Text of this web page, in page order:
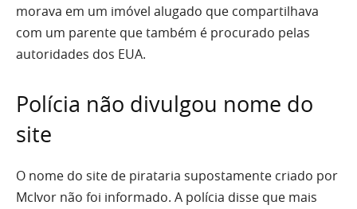
morava em um imóvel alugado que compartilhava
com um parente que também é procurado pelas
autoridades dos EUA.
Polícia não divulgou nome do
site
O nome do site de pirataria supostamente criado por
McIvor não foi informado. A polícia disse que mais